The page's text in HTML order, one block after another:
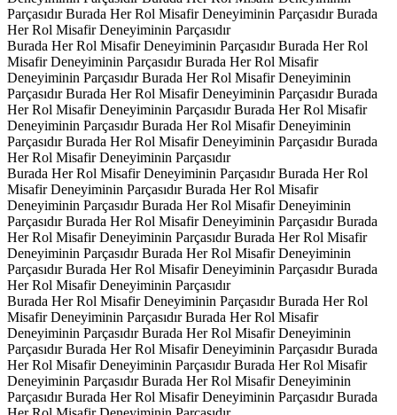
Parçasıdır Burada Her Rol Misafir Deneyiminin Parçasıdır Burada
Her Rol Misafir Deneyiminin Parçasıdır
Burada Her Rol Misafir Deneyiminin Parçasıdır Burada Her Rol
Misafir Deneyiminin Parçasıdır Burada Her Rol Misafir
Deneyiminin Parçasıdır Burada Her Rol Misafir Deneyiminin
Parçasıdır Burada Her Rol Misafir Deneyiminin Parçasıdır Burada
Her Rol Misafir Deneyiminin Parçasıdır Burada Her Rol Misafir
Deneyiminin Parçasıdır Burada Her Rol Misafir Deneyiminin
Parçasıdır Burada Her Rol Misafir Deneyiminin Parçasıdır Burada
Her Rol Misafir Deneyiminin Parçasıdır
Burada Her Rol Misafir Deneyiminin Parçasıdır Burada Her Rol
Misafir Deneyiminin Parçasıdır Burada Her Rol Misafir
Deneyiminin Parçasıdır Burada Her Rol Misafir Deneyiminin
Parçasıdır Burada Her Rol Misafir Deneyiminin Parçasıdır Burada
Her Rol Misafir Deneyiminin Parçasıdır Burada Her Rol Misafir
Deneyiminin Parçasıdır Burada Her Rol Misafir Deneyiminin
Parçasıdır Burada Her Rol Misafir Deneyiminin Parçasıdır Burada
Her Rol Misafir Deneyiminin Parçasıdır
Burada Her Rol Misafir Deneyiminin Parçasıdır Burada Her Rol
Misafir Deneyiminin Parçasıdır Burada Her Rol Misafir
Deneyiminin Parçasıdır Burada Her Rol Misafir Deneyiminin
Parçasıdır Burada Her Rol Misafir Deneyiminin Parçasıdır Burada
Her Rol Misafir Deneyiminin Parçasıdır Burada Her Rol Misafir
Deneyiminin Parçasıdır Burada Her Rol Misafir Deneyiminin
Parçasıdır Burada Her Rol Misafir Deneyiminin Parçasıdır Burada